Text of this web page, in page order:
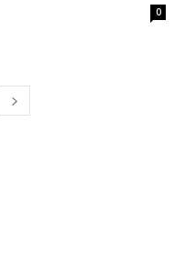
0